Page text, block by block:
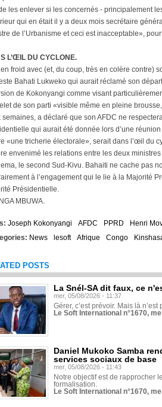
les enlever si les concernés - principalement
qui en était il y a deux mois secrétaire
de l’Urbanisme et ceci est inacceptable»,
L’ŒIL DU CYCLONE.
froid avec (et, du coup, très en colère contre)
Bahati Lukweko qui aurait réclamé son
de Kokonyangi comme visant
de son parti «visible même en pleine
semaines, a déclaré que son AFDC ne
qui aurait été donnée lors d’une
«une tricherie électorale», serait dans l’œil du
envenimé les relations entre les deux
le second Sud-Kivu. Bahaiti ne cache pas
à l’engagement qui le lie à la Majorité
Présidentielle.
MBUWA.
Joseph Kokonyangi AFDC PPRD
Henri
News lesoft Afrique Congo
POSTS
La Snél-SA dit faux, ce
mer, 05/08/2026 - 11:37
Gérer, c’est prévoir. Mais là
Le Soft International n°1670,
Daniel Mukoko Samba
services sociaux de base
mer, 05/08/2026 - 11:43
Notre objectif est de rapprocher
formalisation.
Le Soft International n°1670,